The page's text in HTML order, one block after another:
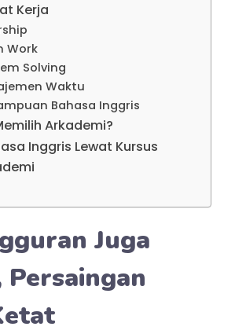
Kerja
Work
Solving
Waktu
Bahasa Inggris
Arkademi?
Inggris Lewat Kursus
Juga
Persaingan